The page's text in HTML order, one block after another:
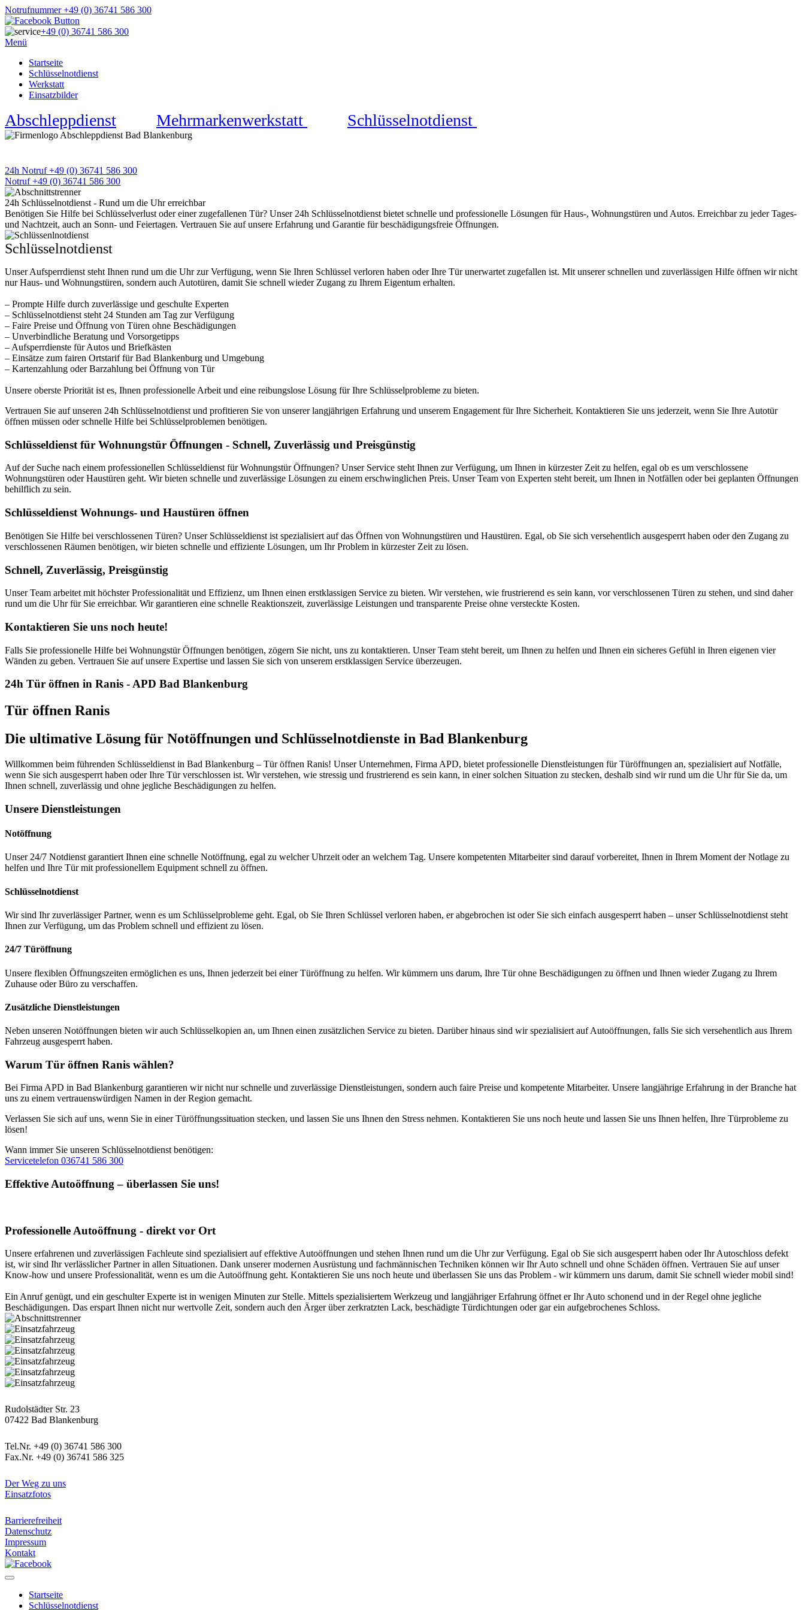
Notrufnummer +49 (0) 36741 586 300
+49 (0) 36741 586 300
Menü
Startseite
Schlüsselnotdienst
Werkstatt
Einsatzbilder
Abschleppdienst Mehrmarkenwerkstatt Schlüsselnotdienst
24h Notruf +49 (0) 36741 586 300
Notruf +49 (0) 36741 586 300
24h Schlüsselnotdienst - Rund um die Uhr erreichbar
Benötigen Sie Hilfe bei Schlüsselverlust oder einer zugefallenen Tür? Unser 24h Schlüsselnotdienst bietet schnelle und professionelle Lösungen für Haus-, Wohnungstüren und Autos. Erreichbar zu jeder Tages-
und Nachtzeit, auch an Sonn- und Feiertagen. Vertrauen Sie auf unsere Erfahrung und Garantie für beschädigungsfreie Öffnungen.
Schlüsselnotdienst
Unser Aufsperrdienst steht Ihnen rund um die Uhr zur Verfügung, wenn Sie Ihren Schlüssel verloren haben oder Ihre Tür unerwartet zugefallen ist. Mit unserer schnellen und zuverlässigen Hilfe öffnen wir nicht
nur Haus- und Wohnungstüren, sondern auch Autotüren, damit Sie schnell wieder Zugang zu Ihrem Eigentum erhalten.
– Prompte Hilfe durch zuverlässige und geschulte Experten
– Schlüsselnotdienst steht 24 Stunden am Tag zur Verfügung
– Faire Preise und Öffnung von Türen ohne Beschädigungen
– Unverbindliche Beratung und Vorsorgetipps
– Aufsperrdienste für Autos und Briefkästen
– Einsätze zum fairen Ortstarif für Bad Blankenburg und Umgebung
– Kartenzahlung oder Barzahlung bei Öffnung von Tür
Unsere oberste Priorität ist es, Ihnen professionelle Arbeit und eine reibungslose Lösung für Ihre Schlüsselprobleme zu bieten.
Vertrauen Sie auf unseren 24h Schlüsselnotdienst und profitieren Sie von unserer langjährigen Erfahrung und unserem Engagement für Ihre Sicherheit. Kontaktieren Sie uns jederzeit, wenn Sie Ihre Autotür
öffnen müssen oder schnelle Hilfe bei Schlüsselproblemen benötigen.
Schlüsseldienst für Wohnungstür Öffnungen - Schnell, Zuverlässig und Preisgünstig
Auf der Suche nach einem professionellen Schlüsseldienst für Wohnungstür Öffnungen? Unser Service steht Ihnen zur Verfügung, um Ihnen in kürzester Zeit zu helfen, egal ob es um verschlossene
Wohnungstüren oder Haustüren geht. Wir bieten schnelle und zuverlässige Lösungen zu einem erschwinglichen Preis. Unser Team von Experten steht bereit, um Ihnen in Notfällen oder bei geplanten Öffnungen
behilflich zu sein.
Schlüsseldienst Wohnungs- und Haustüren öffnen
Benötigen Sie Hilfe bei verschlossenen Türen? Unser Schlüsseldienst ist spezialisiert auf das Öffnen von Wohnungstüren und Haustüren. Egal, ob Sie sich versehentlich ausgesperrt haben oder den Zugang zu
verschlossenen Räumen benötigen, wir bieten schnelle und effiziente Lösungen, um Ihr Problem in kürzester Zeit zu lösen.
Schnell, Zuverlässig, Preisgünstig
Unser Team arbeitet mit höchster Professionalität und Effizienz, um Ihnen einen erstklassigen Service zu bieten. Wir verstehen, wie frustrierend es sein kann, vor verschlossenen Türen zu stehen, und sind daher
rund um die Uhr für Sie erreichbar. Wir garantieren eine schnelle Reaktionszeit, zuverlässige Leistungen und transparente Preise ohne versteckte Kosten.
Kontaktieren Sie uns noch heute!
Falls Sie professionelle Hilfe bei Wohnungstür Öffnungen benötigen, zögern Sie nicht, uns zu kontaktieren. Unser Team steht bereit, um Ihnen zu helfen und Ihnen ein sicheres Gefühl in Ihren eigenen vier
Wänden zu geben. Vertrauen Sie auf unsere Expertise und lassen Sie sich von unserem erstklassigen Service überzeugen.
24h Tür öffnen in Ranis - APD Bad Blankenburg
Tür öffnen Ranis
Die ultimative Lösung für Notöffnungen und Schlüsselnotdienste in Bad Blankenburg
Willkommen beim führenden Schlüsseldienst in Bad Blankenburg – Tür öffnen Ranis! Unser Unternehmen, Firma APD, bietet professionelle Dienstleistungen für Türöffnungen an, spezialisiert auf Notfälle,
wenn Sie sich ausgesperrt haben oder Ihre Tür verschlossen ist. Wir verstehen, wie stressig und frustrierend es sein kann, in einer solchen Situation zu stecken, deshalb sind wir rund um die Uhr für Sie da, um
Ihnen schnell, zuverlässig und ohne jegliche Beschädigungen zu helfen.
Unsere Dienstleistungen
Notöffnung
Unser 24/7 Notdienst garantiert Ihnen eine schnelle Notöffnung, egal zu welcher Uhrzeit oder an welchem Tag. Unsere kompetenten Mitarbeiter sind darauf vorbereitet, Ihnen in Ihrem Moment der Notlage zu
helfen und Ihre Tür mit professionellem Equipment schnell zu öffnen.
Schlüsselnotdienst
Wir sind Ihr zuverlässiger Partner, wenn es um Schlüsselprobleme geht. Egal, ob Sie Ihren Schlüssel verloren haben, er abgebrochen ist oder Sie sich einfach ausgesperrt haben – unser Schlüsselnotdienst steht
Ihnen zur Verfügung, um das Problem schnell und effizient zu lösen.
24/7 Türöffnung
Unsere flexiblen Öffnungszeiten ermöglichen es uns, Ihnen jederzeit bei einer Türöffnung zu helfen. Wir kümmern uns darum, Ihre Tür ohne Beschädigungen zu öffnen und Ihnen wieder Zugang zu Ihrem
Zuhause oder Büro zu verschaffen.
Zusätzliche Dienstleistungen
Neben unseren Notöffnungen bieten wir auch Schlüsselkopien an, um Ihnen einen zusätzlichen Service zu bieten. Darüber hinaus sind wir spezialisiert auf Autoöffnungen, falls Sie sich versehentlich aus Ihrem
Fahrzeug ausgesperrt haben.
Warum Tür öffnen Ranis wählen?
Bei Firma APD in Bad Blankenburg garantieren wir nicht nur schnelle und zuverlässige Dienstleistungen, sondern auch faire Preise und kompetente Mitarbeiter. Unsere langjährige Erfahrung in der Branche hat
uns zu einem vertrauenswürdigen Namen in der Region gemacht.
Verlassen Sie sich auf uns, wenn Sie in einer Türöffnungssituation stecken, und lassen Sie uns Ihnen den Stress nehmen. Kontaktieren Sie uns noch heute und lassen Sie uns Ihnen helfen, Ihre Türprobleme zu
lösen!
Wann immer Sie unseren Schlüsselnotdienst benötigen:
Servicetelefon 036741 586 300
Effektive Autoöffnung – überlassen Sie uns!
Professionelle Autoöffnung - direkt vor Ort
Unsere erfahrenen und zuverlässigen Fachleute sind spezialisiert auf effektive Autoöffnungen und stehen Ihnen rund um die Uhr zur Verfügung. Egal ob Sie sich ausgesperrt haben oder Ihr Autoschloss defekt
ist, wir sind Ihr verlässlicher Partner in allen Situationen. Dank unserer modernen Ausrüstung und fachmännischen Techniken können wir Ihr Auto schnell und ohne Schäden öffnen. Vertrauen Sie auf unser
Know-how und unsere Professionalität, wenn es um die Autoöffnung geht. Kontaktieren Sie uns noch heute und überlassen Sie uns das Problem - wir kümmern uns darum, damit Sie schnell wieder mobil sind!
Ein Anruf genügt, und ein geschulter Experte ist in wenigen Minuten zur Stelle. Mittels spezialisiertem Werkzeug und langjähriger Erfahrung öffnet er Ihr Auto schonend und in der Regel ohne jegliche
Beschädigungen. Das erspart Ihnen nicht nur wertvolle Zeit, sondern auch den Ärger über zerkratzten Lack, beschädigte Türdichtungen oder gar ein aufgebrochenes Schloss.
Rudolstädter Str. 23
07422 Bad Blankenburg
Tel.Nr. +49 (0) 36741 586 300
Fax.Nr. +49 (0) 36741 586 325
Der Weg zu uns
Einsatzfotos
Barrierefreiheit
Datenschutz
Impressum
Kontakt
Startseite
Schlüsselnotdienst